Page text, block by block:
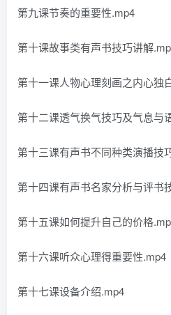
第九课节奏的重要性.mp4
第十课故事类有声书技巧讲解
第十一课人物心理刻画之内心独
第十二课透气换气技巧及气息与
第十三课有声书不同种类演播技
第十四课有声书名家分析与评书
第十五课如何提升自己的价格
第十六课听众心理得重要性.mp4
第十七课设备介绍.mp4